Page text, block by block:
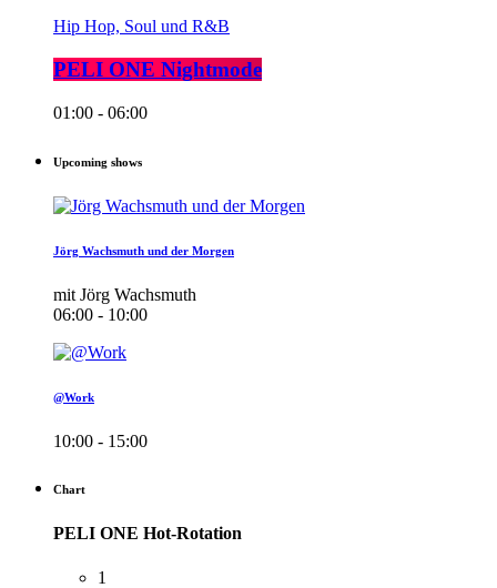
Hip Hop, Soul und R&B
PELI ONE Nightmode
01:00 - 06:00
Upcoming shows
Jörg Wachsmuth und der Morgen
mit Jörg Wachsmuth
06:00 - 10:00
@Work
10:00 - 15:00
Chart
PELI ONE Hot-Rotation
1